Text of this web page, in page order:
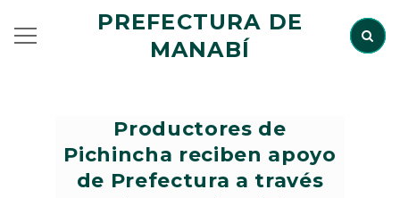
PREFECTURA DE
MANABÍ
Productores de
Pichincha reciben apoyo
de Prefectura a través